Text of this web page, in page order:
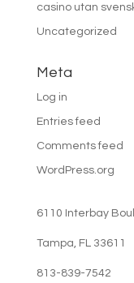
casino utan
Uncategorized
Meta
Log in
Entries feed
Comments feed
WordPress.org
6110 Interbay
Tampa, FL 33611
813-839-7542